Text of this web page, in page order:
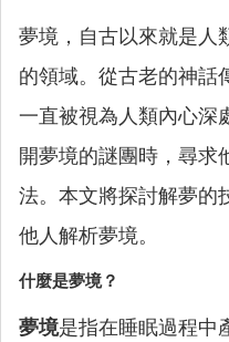
夢境，自古以來就是人
的領域。從古老的神話
一直被視為人類內心深
開夢境的謎團時，尋求
法。本文將探討解夢的
他人解析夢境。
什麼是夢境？
夢境是指在睡眠過程中